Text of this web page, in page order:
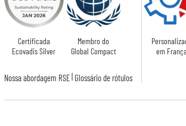
Certificada
Ecovadis Silver
Membro do
Global Compact
Nossa abordagem RSE|Glossário de rótulos
em França